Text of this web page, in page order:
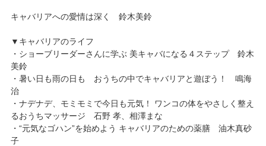
キャバリアへの愛情は深く 鈴木美鈴
▼キャバリアのライフ
・ショーブリーダーさんに学ぶ 美キャバになる４ステップ 鈴木
美鈴
・暑い日も雨の日も おうちの中でキャバリアと遊ぼう！ 鳴海
治
・ナデナデ、モミモミで今日も元気！ ワンコの体をやさしく整え
るおうちマッサージ 石野 孝、相澤まな
・“元気なゴハン”を始めよう キャバリアのための薬膳 油木真砂
子